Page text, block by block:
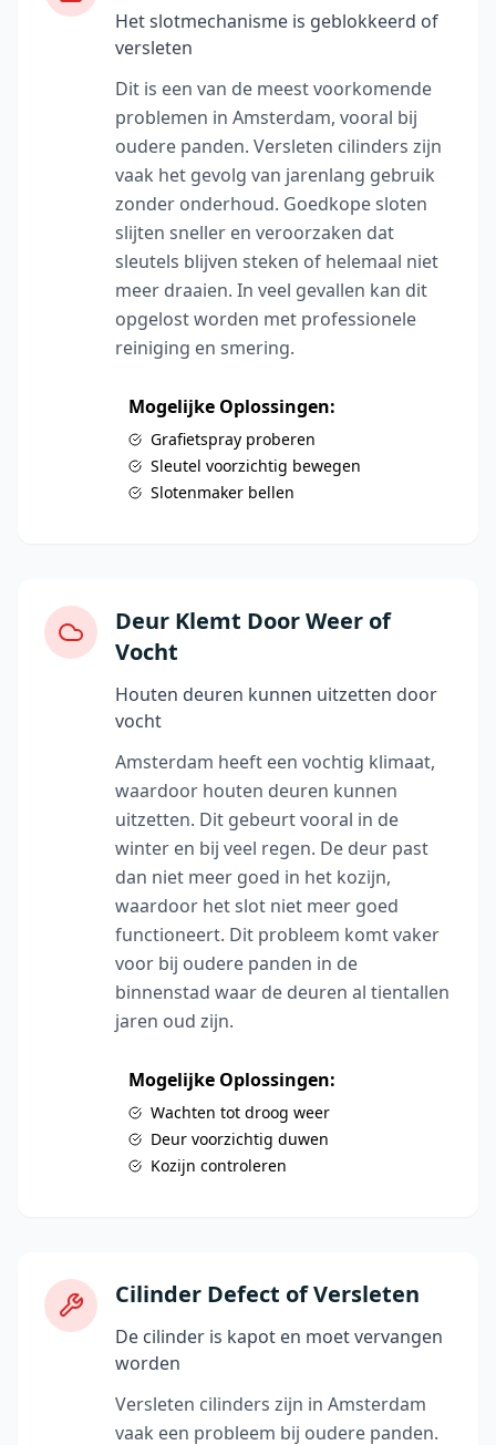
Het slotmechanisme is geblokkeerd of
versleten
Dit is een van de meest voorkomende
problemen in Amsterdam, vooral bij
oudere panden. Versleten cilinders zijn
vaak het gevolg van jarenlang gebruik
zonder onderhoud. Goedkope sloten
slijten sneller en veroorzaken dat
sleutels blijven steken of helemaal niet
meer draaien. In veel gevallen kan dit
opgelost worden met professionele
reiniging en smering.
Mogelijke Oplossingen:
Grafietspray proberen
Sleutel voorzichtig bewegen
Slotenmaker bellen
Deur Klemt Door Weer of
Vocht
Houten deuren kunnen uitzetten door
vocht
Amsterdam heeft een vochtig klimaat,
waardoor houten deuren kunnen
uitzetten. Dit gebeurt vooral in de
winter en bij veel regen. De deur past
dan niet meer goed in het kozijn,
waardoor het slot niet meer goed
functioneert. Dit probleem komt vaker
voor bij oudere panden in de
binnenstad waar de deuren al tientallen
jaren oud zijn.
Mogelijke Oplossingen:
Wachten tot droog weer
Deur voorzichtig duwen
Kozijn controleren
Cilinder Defect of Versleten
De cilinder is kapot en moet vervangen
worden
Versleten cilinders zijn in Amsterdam
vaak een probleem bij oudere panden.